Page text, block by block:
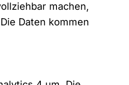
machen,
Daten kommen